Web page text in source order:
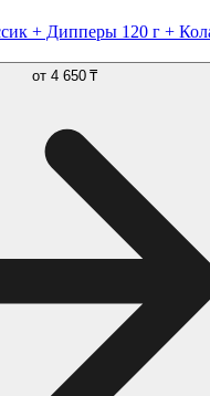
+ Дипперы 120 г +
от 4 650 ₸